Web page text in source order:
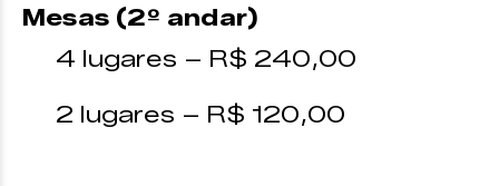
Mesas (2º andar)
4 lugares – R$ 240,00
2 lugares – R$ 120,00